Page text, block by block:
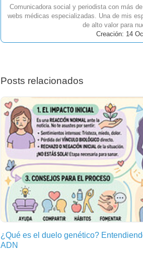
Comunicadora social y periodista con más
webs médicas especializadas. Una de mis
de alto valor para
Creación: 14
Posts relacionados
¿Qué es el duelo genético?
ADN